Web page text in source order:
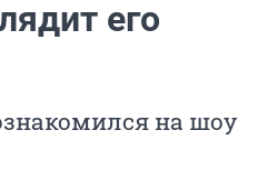
его
на шоу